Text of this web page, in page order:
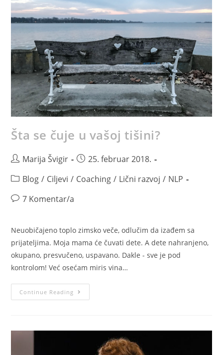
Šta se čuje u vašoj tišini?
Marija Švigir
25. februar 2018.
Blog / Ciljevi / Coaching / Lični razvoj / NLP
7 Komentar/a
Neuobičajeno toplo zimsko veče, odlučim da izađem sa
prijateljima. Moja mama će čuvati dete. A dete nahranjeno,
okupano, presvučeno, uspavano. Dakle - sve je pod
kontrolom! Već osećam miris vina…
Continue Reading